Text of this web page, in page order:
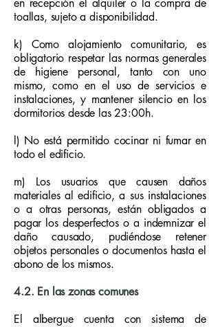
en recepción el alquiler o la compra de
toallas, sujeto a disponibilidad.
k) Como alojamiento comunitario, es
obligatorio respetar las normas generales
de higiene personal, tanto con uno
mismo, como en el uso de servicios e
instalaciones, y mantener silencio en los
dormitorios desde las 23:00h.
l) No está permitido cocinar ni fumar en
todo el edificio.
m) Los usuarios que causen daños
materiales al edificio, a sus instalaciones
o a otras personas, están obligados a
pagar los desperfectos o a indemnizar el
daño causado, pudiéndose retener
objetos personales o documentos hasta el
abono de los mismos.
4.2. En las zonas comunes
El albergue cuenta con sistema de